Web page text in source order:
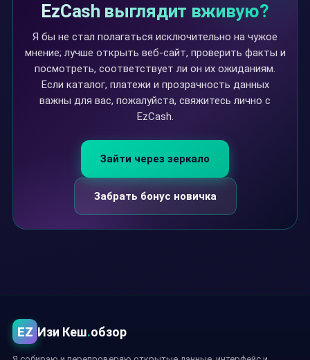
EzCash выглядит вживую?
Я бы не стал полагаться исключительно на чужое
мнение; лучше открыть веб-сайт, проверить факты и
посмотреть, соответствует ли он их ожиданиям.
Если каталог, платежи и прозрачность данных
важны для вас, пожалуйста, свяжитесь лично с
EzCash.
Зайти через зеркало
Забрать бонус новичка
EZ Изи Кеш.обзор